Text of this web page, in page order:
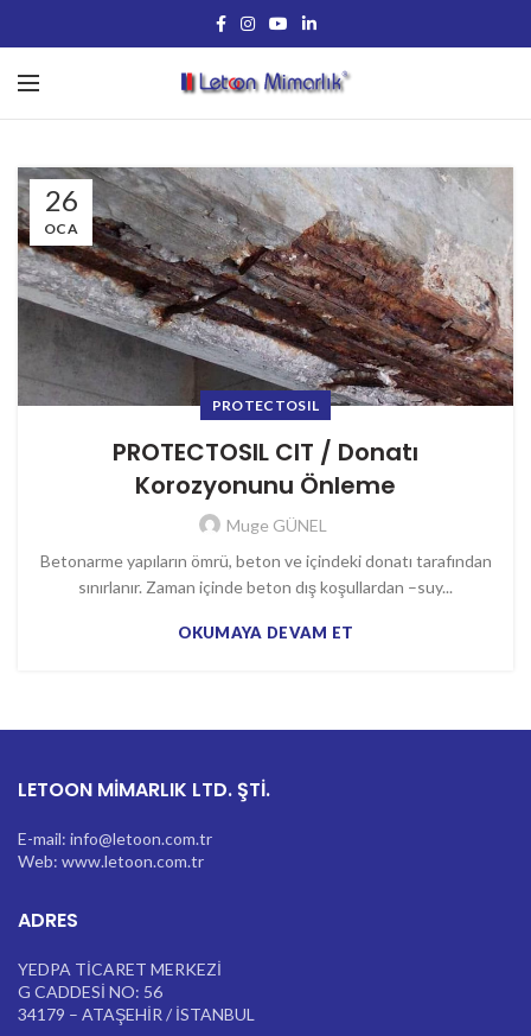
26
OCA
PROTECTOSIL
PROTECTOSIL CIT / Donatı
Korozyonunu Önleme
Muge GÜNEL
Betonarme yapıların ömrü, beton ve içindeki donatı tarafından
sınırlanır. Zaman içinde beton dış koşullardan –suy...
OKUMAYA DEVAM ET
LETOON MİMARLIK LTD. ŞTİ.
E-mail: info@letoon.com.tr
Web: www.letoon.com.tr
ADRES
YEDPA TİCARET MERKEZİ
G CADDESİ NO: 56
34179 – ATAŞEHİR / İSTANBUL